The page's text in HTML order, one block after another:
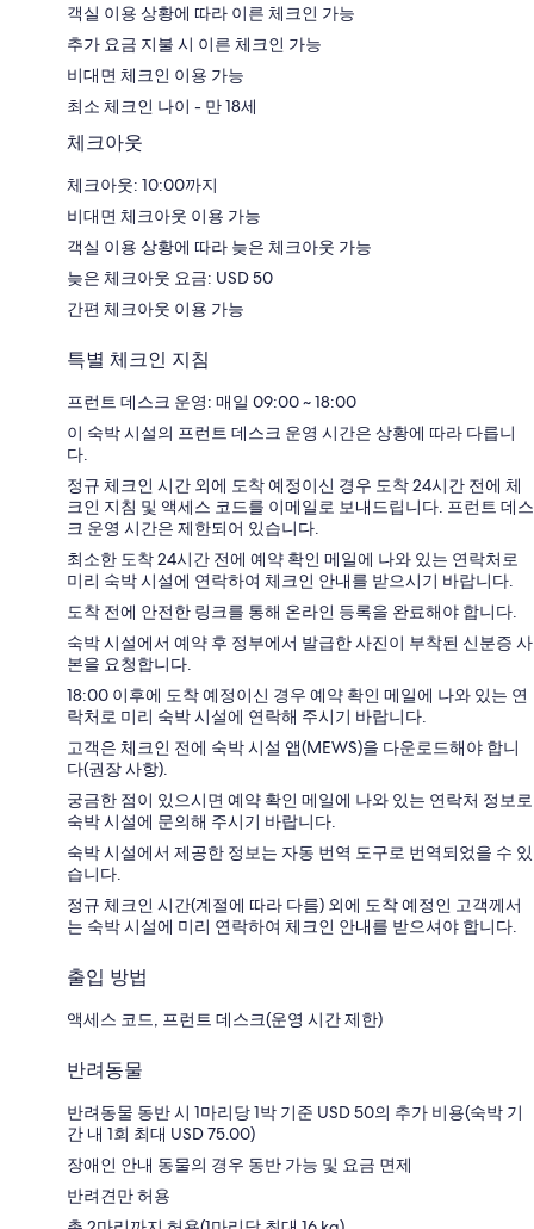
객실 이용 상황에 따라 이른 체크인 가능
추가 요금 지불 시 이른 체크인 가능
비대면 체크인 이용 가능
최소 체크인 나이 - 만 18세
체크아웃
체크아웃: 10:00까지
비대면 체크아웃 이용 가능
객실 이용 상황에 따라 늦은 체크아웃 가능
늦은 체크아웃 요금: USD 50
간편 체크아웃 이용 가능
특별 체크인 지침
프런트 데스크 운영: 매일 09:00 ~ 18:00
이 숙박 시설의 프런트 데스크 운영 시간은 상황에 따라 다릅니
다.
정규 체크인 시간 외에 도착 예정이신 경우 도착 24시간 전에 체
크인 지침 및 액세스 코드를 이메일로 보내드립니다. 프런트 데스
크 운영 시간은 제한되어 있습니다.
최소한 도착 24시간 전에 예약 확인 메일에 나와 있는 연락처로
미리 숙박 시설에 연락하여 체크인 안내를 받으시기 바랍니다.
도착 전에 안전한 링크를 통해 온라인 등록을 완료해야 합니다.
숙박 시설에서 예약 후 정부에서 발급한 사진이 부착된 신분증 사
본을 요청합니다.
18:00 이후에 도착 예정이신 경우 예약 확인 메일에 나와 있는 연
락처로 미리 숙박 시설에 연락해 주시기 바랍니다.
고객은 체크인 전에 숙박 시설 앱(MEWS)을 다운로드해야 합니
다(권장 사항).
궁금한 점이 있으시면 예약 확인 메일에 나와 있는 연락처 정보로
숙박 시설에 문의해 주시기 바랍니다.
숙박 시설에서 제공한 정보는 자동 번역 도구로 번역되었을 수 있
습니다.
정규 체크인 시간(계절에 따라 다름) 외에 도착 예정인 고객께서
는 숙박 시설에 미리 연락하여 체크인 안내를 받으셔야 합니다.
출입 방법
액세스 코드, 프런트 데스크(운영 시간 제한)
반려동물
반려동물 동반 시 1마리당 1박 기준 USD 50의 추가 비용(숙박 기
간 내 1회 최대 USD 75.00)
장애인 안내 동물의 경우 동반 가능 및 요금 면제
반려견만 허용